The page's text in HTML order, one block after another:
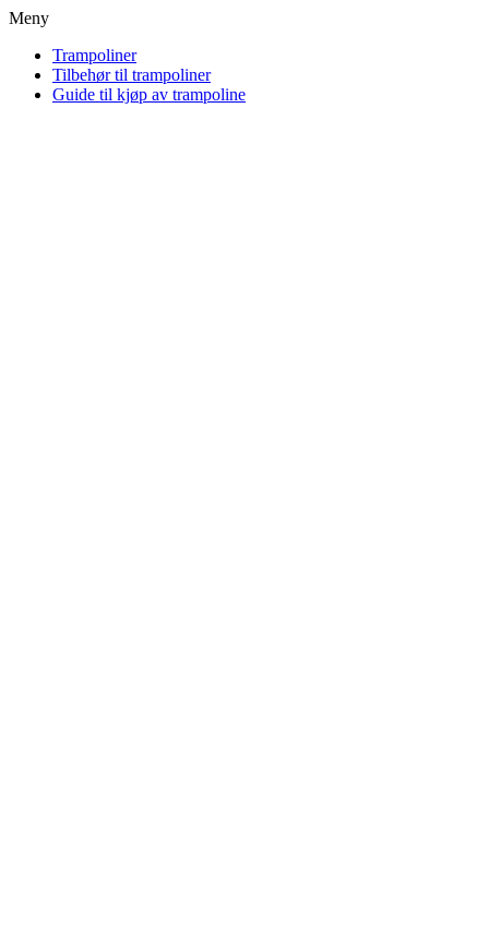
Meny
Trampoliner
Tilbehør til trampoliner
Guide til kjøp av trampoline